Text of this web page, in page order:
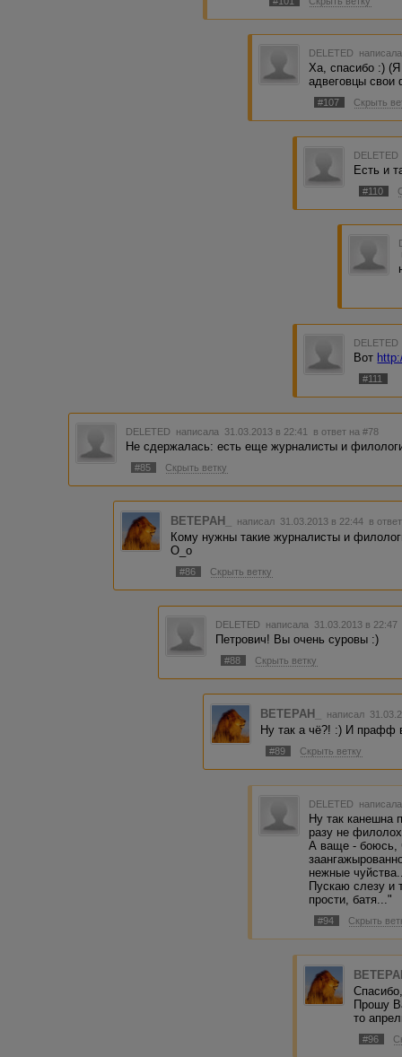
DELETED
Ха, спасибо :) (Я
адвеговцы
#107 Скрыть
DELETED
Есть и
#110
DELETED
Вот
#111
DELETED написала 31.03.2013 в 22:41 в ответ на #78
Не сдержалась: есть еще журналисты и
#85 Скрыть ветку
BETEPAH_ написал 31.03.2013 в 22:44 в
Кому нужны такие журналисты и
О_о
#86 Скрыть ветку
DELETED написала 31.03.2013 в
Петрович! Вы очень суровы :)
#88 Скрыть ветку
BETEPAH_ написал
Ну так а чё?! :) И прафф
#89 Скрыть ветку
DELETED
Ну так канешна
разу не
А ваще - боюсь,
нежные
Пускаю слезу и
прости, батя..."
#94 Скрыть
Прошу
то
#96